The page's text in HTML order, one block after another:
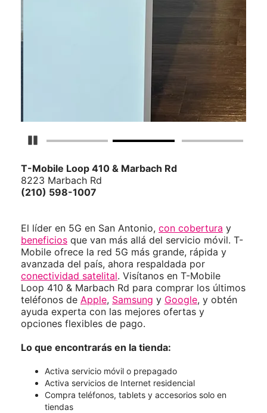
Detener carrusel
T-Mobile Loop 410 & Marbach Rd
8223 Marbach Rd
(210) 598-1007
El líder en 5G en San Antonio, con cobertura y
beneficios que van más allá del servicio móvil. T-
Mobile ofrece la red 5G más grande, rápida y
avanzada del país, ahora respaldada por
conectividad satelital. Visítanos en T-Mobile
Loop 410 & Marbach Rd para comprar los últimos
teléfonos de Apple, Samsung y Google, y obtén
ayuda experta con las mejores ofertas y
opciones flexibles de pago.
Lo que encontrarás en la tienda:
Activa servicio móvil o prepagado
Activa servicios de Internet residencial
Compra teléfonos, tablets y accesorios solo en
tiendas